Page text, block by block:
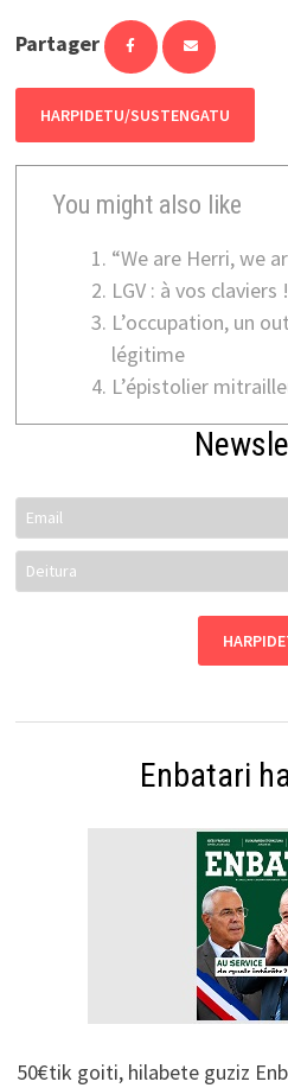
Partager
HARPIDETU/SUSTENGATU
You might also like
“We are Herri, we
LGV : à vos claviers !
L’occupation, un
légitime
L’épistolier
Enbatari
50€tik goiti, hilabete guziz